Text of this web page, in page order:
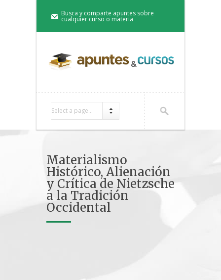
Busca y comparte apuntes sobre
cualquier curso o materia
Select a page...
Materialismo
Histórico, Alienación
y Crítica de Nietzsche
a la Tradición
Occidental